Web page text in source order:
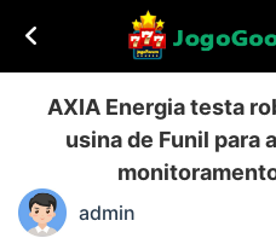
AXIA Energia testa
usina de Funil para
admin